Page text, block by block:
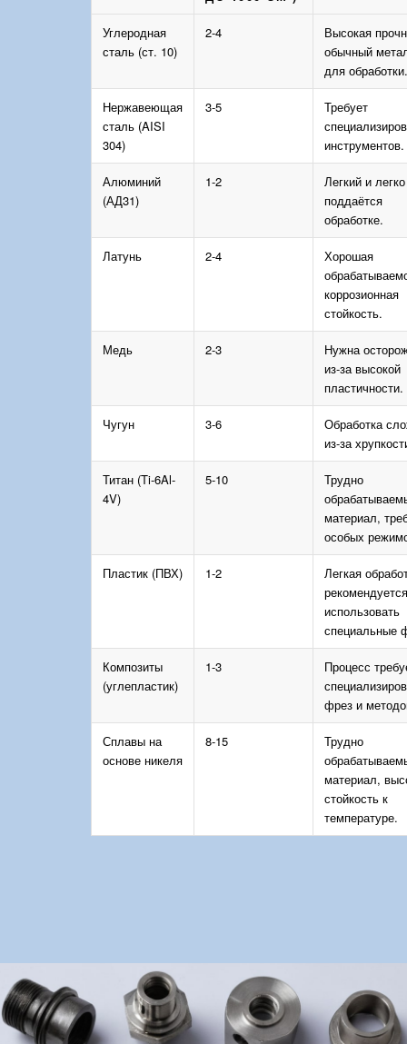
Углеродная
сталь (ст. 10)
2-4
Высокая
обычный
для обработки.
Нержавеющая
сталь (AISI
304)
3-5
Требует
инструментов.
Алюминий
(АД31)
1-2
Легкий и легко
поддаётся
обработке.
Латунь 2-4
Хорошая
коррозионная
стойкость.
Медь 2-3
Нужна
из-за высокой
пластичности.
Чугун 3-6
Обработка
из-за
Титан (Ti-6Al-
4V)
5-10
Трудно
материал,
особых
Пластик (ПВХ) 1-2
Легкая
рекомендуется
использовать
специальные
Композиты
(углепластик)
1-3
Процесс
фрез и
Сплавы на
основе никеля
8-15
Трудно
материал,
стойкость к
температуре.